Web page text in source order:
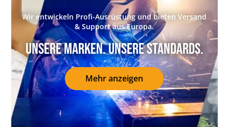
Wir entwickeln Profi-Ausrüstung und bieten Versand
& Support aus Europa.
Unsere Marken. Unsere Standards.
Mehr anzeigen